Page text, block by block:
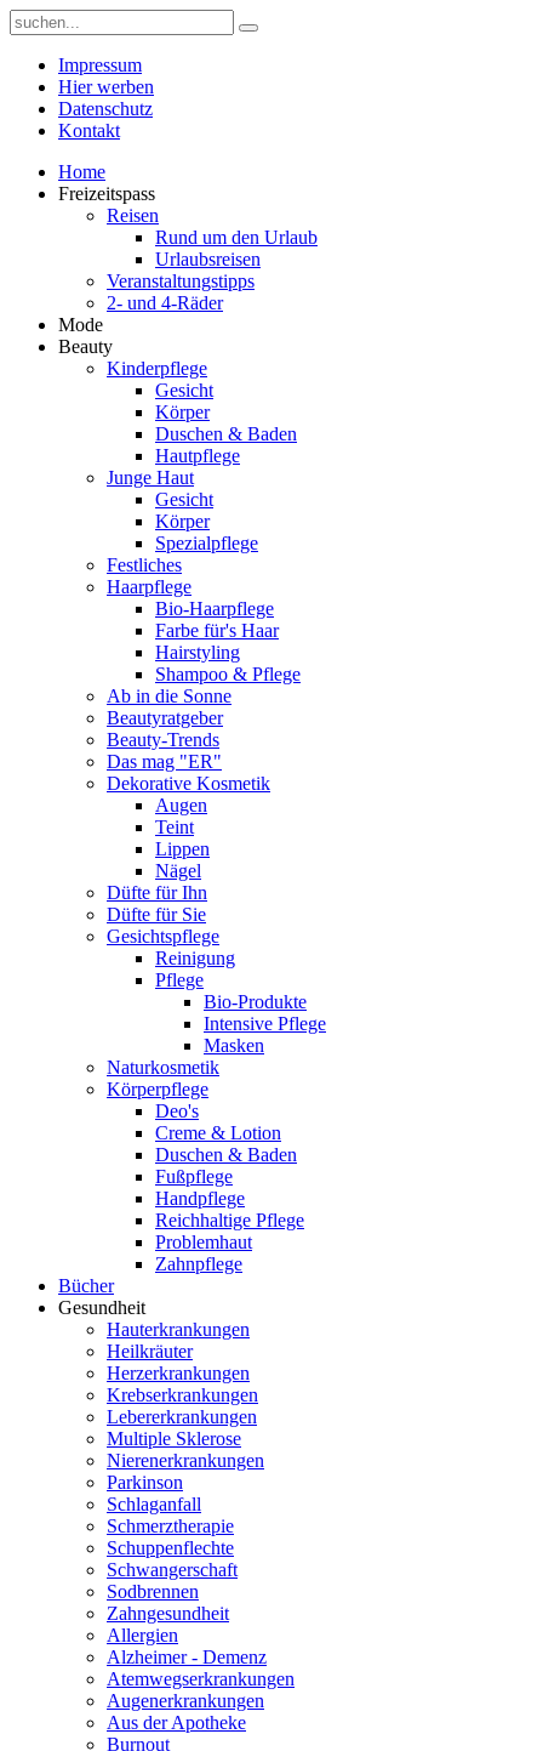
Impressum
Hier werben
Datenschutz
Kontakt
Home
Freizeitspass
Reisen
Rund um den Urlaub
Urlaubsreisen
Veranstaltungstipps
2- und 4-Räder
Mode
Beauty
Kinderpflege
Gesicht
Körper
Duschen & Baden
Hautpflege
Junge Haut
Gesicht
Körper
Spezialpflege
Festliches
Haarpflege
Bio-Haarpflege
Farbe für's Haar
Hairstyling
Shampoo & Pflege
Ab in die Sonne
Beautyratgeber
Beauty-Trends
Das mag "ER"
Dekorative Kosmetik
Augen
Teint
Lippen
Nägel
Düfte für Ihn
Düfte für Sie
Gesichtspflege
Reinigung
Pflege
Bio-Produkte
Intensive Pflege
Masken
Naturkosmetik
Körperpflege
Deo's
Creme & Lotion
Duschen & Baden
Fußpflege
Handpflege
Reichhaltige Pflege
Problemhaut
Zahnpflege
Bücher
Gesundheit
Hauterkrankungen
Heilkräuter
Herzerkrankungen
Krebserkrankungen
Lebererkrankungen
Multiple Sklerose
Nierenerkrankungen
Parkinson
Schlaganfall
Schmerztherapie
Schuppenflechte
Schwangerschaft
Sodbrennen
Zahngesundheit
Allergien
Alzheimer - Demenz
Atemwegserkrankungen
Augenerkrankungen
Aus der Apotheke
Burnout